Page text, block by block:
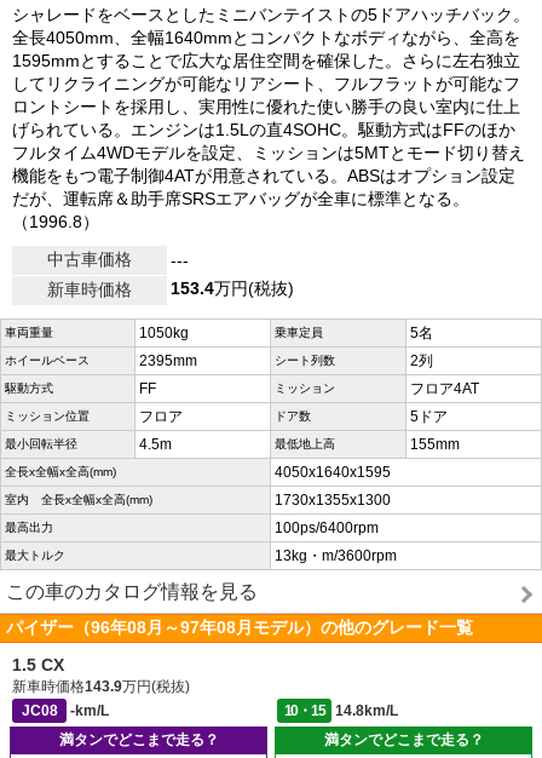
シャレードをベースとしたミニバンテイストの5ドアハッチバック。
全長4050mm、全幅1640mmとコンパクトなボディながら、全高を
1595mmとすることで広大な居住空間を確保した。さらに左右独立
してリクライニングが可能なリアシート、フルフラットが可能なフ
ロントシートを採用し、実用性に優れた使い勝手の良い室内に仕上
げられている。エンジンは1.5Lの直4SOHC。駆動方式はFFのほか
フルタイム4WDモデルを設定、ミッションは5MTとモード切り替え
機能をもつ電子制御4ATが用意されている。ABSはオプション設定
だが、運転席＆助手席SRSエアバッグが全車に標準となる。
（1996.8）
中古車価格
---
新車時価格
153.4万円(税抜)
車両重量 1050kg 乗車定員 5名
ホイールベース 2395mm シート列数 2列
駆動方式 FF ミッション フロア4AT
ミッション位置 フロア ドア数 5ドア
最小回転半径 4.5m 最低地上高 155mm
全長x全幅x全高(mm) 4050x1640x1595
室内 全長x全幅x全高(mm) 1730x1355x1300
最高出力 100ps/6400rpm
最大トルク 13kg・m/3600rpm
この車のカタログ情報を見る
パイザー（96年08月～97年08月モデル）の他のグレード一覧
1.5 CX
新車時価格143.9万円(税抜)
JC08
-km/L 10・15
14.8km/L
満タンでどこまで走る？
満タンでどこまで走る？